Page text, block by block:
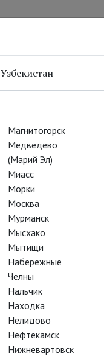
Узбекистан
Магнитогорск
Медведево
(Марий Эл)
Миасс
Морки
Москва
Мурманск
Мысхако
Мытищи
Набережные
Челны
Нальчик
Находка
Нелидово
Нефтекамск
Нижневартовск